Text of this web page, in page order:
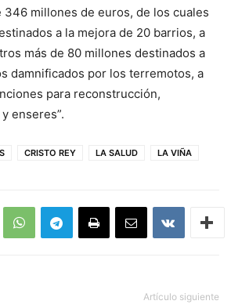
346 millones de euros, de los cuales
a la mejora de 20 barrios, a
más de 80 millones destinados a
damnificados por los terremotos, a
para reconstrucción,
enseres”.
CRISTO REY LA SALUD LA VIÑA
Artículo siguiente